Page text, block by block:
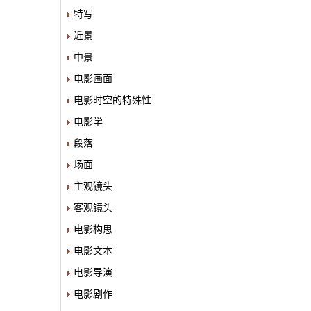
特写
近景
中景
电影画面
电影时空的特殊性
电影学
段落
场面
主观镜头
客观镜头
电影构思
电影文本
电影导演
电影剧作